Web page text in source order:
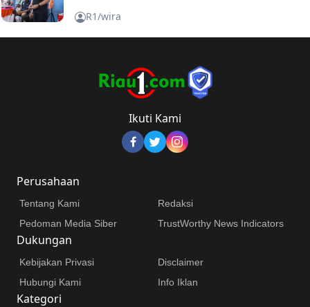
R1/wira
Ikuti Kami
Perusahaan
Tentang Kami
Redaksi
Pedoman Media Siber
TrustWorthy News Indicators
Dukungan
Kebijakan Privasi
Disclaimer
Hubungi Kami
Info Iklan
Kategori